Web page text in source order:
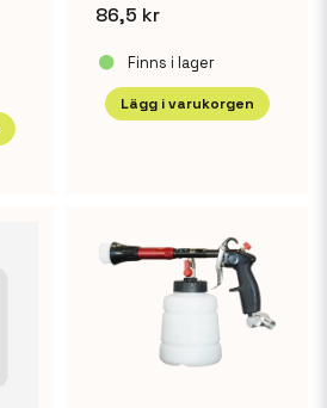
Skicka fråga
86,5 kr
Finns i lager
Lägg i varukorgen